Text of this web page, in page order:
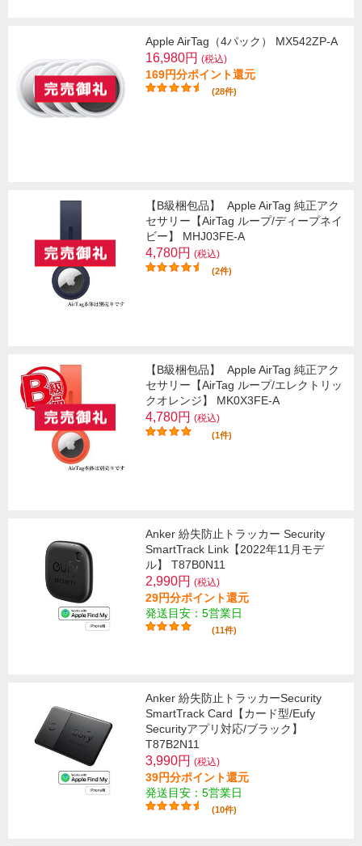
Apple AirTag（4パック） MX542ZP-A
16,980円 (税込)
169円分ポイント還元
(28件)
【B級梱包品】
Apple AirTag 純正アク
セサリー【AirTag ループ/ディープネイ
ビー】 MHJ03FE-A
4,780円 (税込)
(2件)
【B級梱包品】
Apple AirTag 純正アク
セサリー【AirTag ループ/エレクトリッ
クオレンジ】 MK0X3FE-A
4,780円 (税込)
(1件)
Anker 紛失防止トラッカー Security
SmartTrack Link【2022年11月モデ
ル】 T87B0N11
2,990円 (税込)
29円分ポイント還元
発送目安：5営業日
(11件)
Anker 紛失防止トラッカーSecurity
SmartTrack Card【カード型/Eufy
Securityアプリ対応/ブラック】
T87B2N11
3,990円 (税込)
39円分ポイント還元
発送目安：5営業日
(10件)